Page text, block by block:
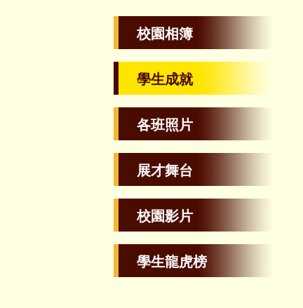
校園相簿
學生成就
各班照片
展才舞台
校園影片
學生龍虎榜